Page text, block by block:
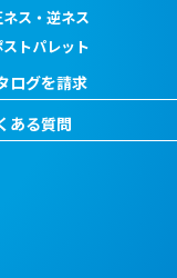
ス・逆ネス
ストパレット
ログを請求
ある質問